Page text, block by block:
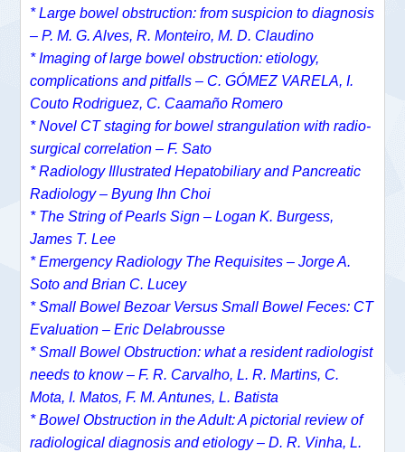
* Large bowel obstruction: from suspicion to diagnosis
– P. M. G. Alves, R. Monteiro, M. D. Claudino
* Imaging of large bowel obstruction: etiology,
complications and pitfalls – C. GÓMEZ VARELA, I.
Couto Rodriguez, C. Caamaño Romero
* Novel CT staging for bowel strangulation with radio-
surgical correlation – F. Sato
* Radiology Illustrated Hepatobiliary and Pancreatic
Radiology – Byung Ihn Choi
* The String of Pearls Sign – Logan K. Burgess,
James T. Lee
* Emergency Radiology The Requisites – Jorge A.
Soto and Brian C. Lucey
* Small Bowel Bezoar Versus Small Bowel Feces: CT
Evaluation – Eric Delabrousse
* Small Bowel Obstruction: what a resident radiologist
needs to know – F. R. Carvalho, L. R. Martins, C.
Mota, I. Matos, F. M. Antunes, L. Batista
* Bowel Obstruction in the Adult: A pictorial review of
radiological diagnosis and etiology – D. R. Vinha, L.